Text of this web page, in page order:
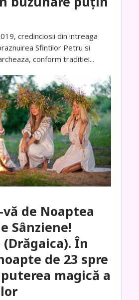
credinciosii din intreaga
Sfintilor Petru si
conform traditiei...
de Noaptea
Sânziene!
(Drăgaica). În
de 23 spre
magică a